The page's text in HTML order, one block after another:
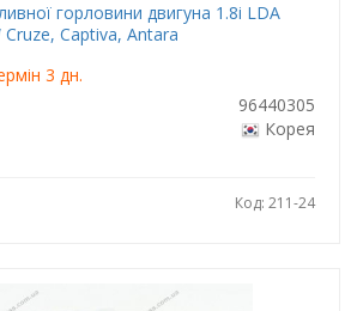
горловини двигуна 1.8i LDA
Captiva, Antara
3 дн.
96440305
Корея
Код: 211-24